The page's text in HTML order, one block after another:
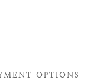
OPTIONS